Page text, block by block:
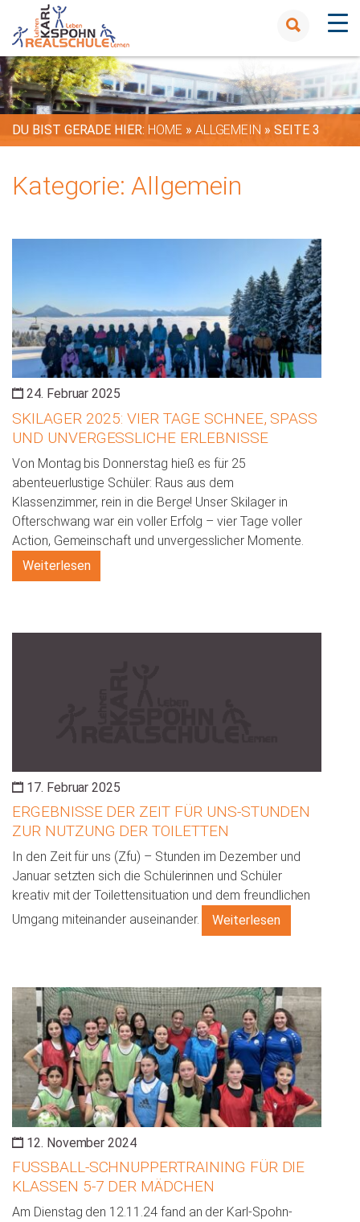
DU BIST GERADE HIER: HOME » ALLGEMEIN »SEITE 3
Kategorie:Allgemein
24. Februar 2025
SKILAGER 2025: VIER TAGE SCHNEE, SPASS U
ND UNVERGESSLICHE ERLEBNISSE
Von Montag bis Donnerstag hieß es für 25
abenteuerlustige Schüler: Raus aus dem
Klassenzimmer, rein in die Berge! Unser Skilager in
Ofterschwang war ein voller Erfolg – vier Tage voller
Action, Gemeinschaft und unvergesslicher Momente.
Weiterlesen
17. Februar 2025
ERGEBNISSE DER ZEIT FÜR UNS-STUNDEN
ZUR NUTZUNG DER TOILETTEN
In den Zeit für uns (Zfu) – Stunden im Dezember und
Januar setzten sich die Schülerinnen und Schüler
kreativ mit der Toilettensituation und dem freundlichen
Umgang miteinander auseinander.
Weiterlesen
12. November 2024
FUSSBALL-SCHNUPPERTRAINING FÜR DIE K
LASSEN 5-7 DER MÄDCHEN
Am Dienstag den 12.11.24 fand an der Karl-Spohn-